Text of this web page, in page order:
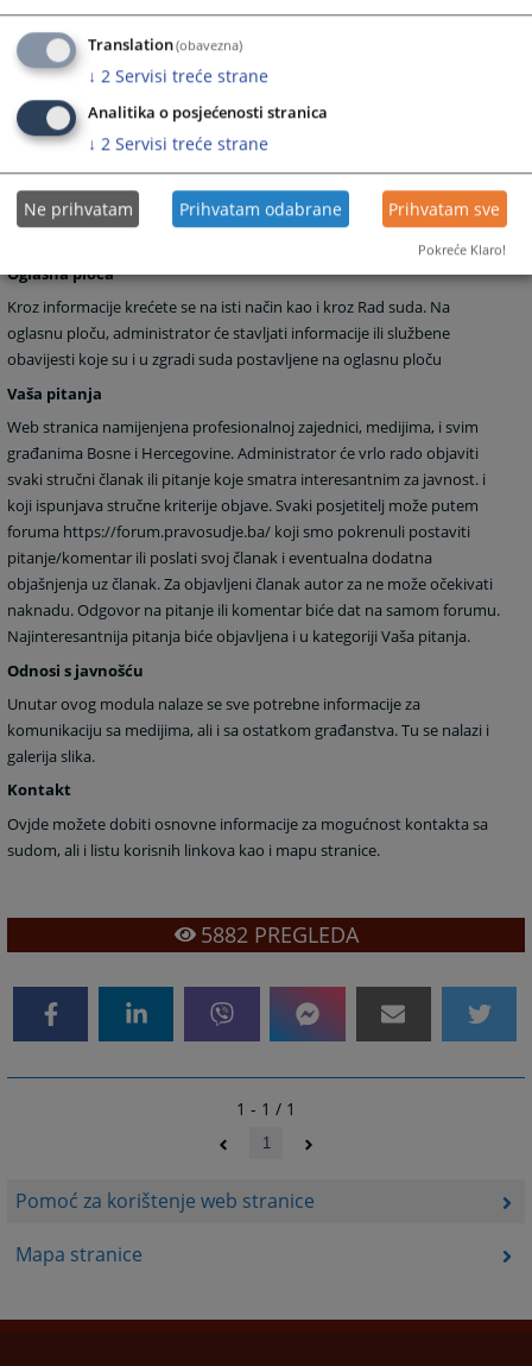
Pomoć za korištenje web stranice
Mapa stranice
aktuelnosti ili drugih informacija.
Rad suda
Klikom na Rad suda otvoriti će vam se web stranicama sa svim
novostima (arhivom) koje su vezane za rad suda.
dokumentima koje na sudu možete dobiti, o samoj organizaciji suda,
o statistici o protoku predmeta, o osnivanju suda, o uposlenicima
Oglasna ploča
Kroz informacije krećete se na isti način kao i kroz Rad suda. Na
oglasnu ploču, administrator će stavljati informacije ili službene
obavijesti koje su i u zgradi suda postavljene na oglasnu ploču
Vaša pitanja
Web stranica namijenjena profesionalnoj zajednici, medijima, i svim
građanima Bosne i Hercegovine. Administrator će vrlo rado objaviti
svaki stručni članak ili pitanje koje smatra interesantnim za javnost. i
koji ispunjava stručne kriterije objave. Svaki posjetitelj može putem
foruma https://forum.pravosudje.ba/ koji smo pokrenuli postaviti
pitanje/komentar ili poslati svoj članak i eventualna dodatna
objašnjenja uz članak. Za objavljeni članak autor za ne može očekivati
naknadu. Odgovor na pitanje ili komentar biće dat na samom forumu.
Najinteresantnija pitanja biće objavljena i u kategoriji Vaša pitanja.
Odnosi s javnošću
Unutar ovog modula nalaze se sve potrebne informacije za
komunikaciju sa medijima, ali i sa ostatkom građanstva. Tu se nalazi i
galerija slika.
Kontakt
Ovjde možete dobiti osnovne informacije za mogućnost kontakta sa
sudom, ali i listu korisnih linkova kao i mapu stranice.
5882PREGLEDA
1 - 1 / 1
1
Translation(obavezna)
↓ 2 Servisi treće strane
Analitika o posjećenosti stranica
↓ 2 Servisi treće strane
Ne prihvatam Prihvatam odabrane Prihvatam sve
Pokreće Klaro!